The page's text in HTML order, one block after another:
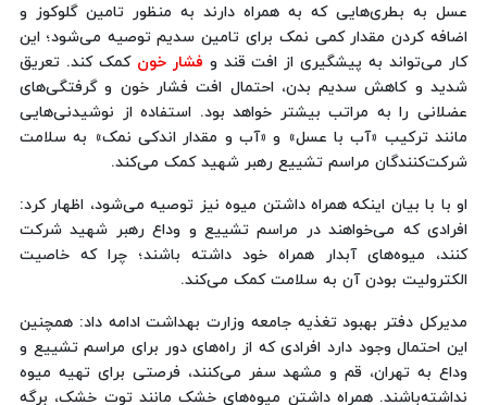
عسل به بطری‌هایی که به همراه دارند به منظور تامین گلوکوز و
اضافه کردن مقدار کمی نمک برای تامین سدیم توصیه می‌شود؛ این
کار می‌تواند به پیشگیری از افت قند و فشار خون کمک کند. تعریق
شدید و کاهش سدیم بدن، احتمال افت فشار خون و گرفتگی‌های
عضلانی را به مراتب بیشتر خواهد بود. استفاده از نوشیدنی‌هایی
مانند ترکیب «آب با عسل» و «آب و مقدار اندکی نمک» به سلامت
شرکت‌کنندگان مراسم تشییع رهبر شهید کمک می‌کند.
او با با بیان اینکه همراه داشتن میوه نیز توصیه می‌شود، اظهار کرد:
افرادی که می‌خواهند در مراسم تشییع و وداع رهبر شهید شرکت‌
کنند، میوه‌های آبدار همراه خود داشته باشند؛ چرا که خاصیت
الکترولیت‌ بودن آن به سلامت کمک می‌کند.
مدیرکل دفتر بهبود تغذیه جامعه وزارت بهداشت ادامه داد: همچنین
این احتمال وجود دارد افرادی که از راه‌های دور برای مراسم تشییع و
وداع به تهران، قم و مشهد سفر می‌کنند، فرصتی برای تهیه میوه
نداشته‌باشند. همراه داشتن میوه‌های خشک مانند توت خشک، برگه